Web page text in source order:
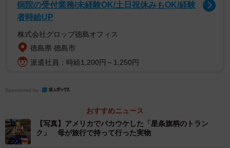
ら少し引かれてしまいそうだが、アメリカでこのトランク
はどのように受け止められたのだろうか？
病院の受付業務/未経験OK/土日祝休みもOK/経験
者時給UP
株式会社グロップ徳島オフィス
徳島県 徳島市
派遣社員：時給1,200円～1,250円
Sponsored by
おすすめニュース
【写真】アメリカでバカウケした「星条旗柄のトラン
ク」 母が旅行で持って行った実物